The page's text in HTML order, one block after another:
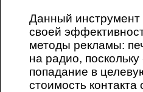
Данный инструмент
своей
методы рекламы:
на радио,
попадание в
стоимость